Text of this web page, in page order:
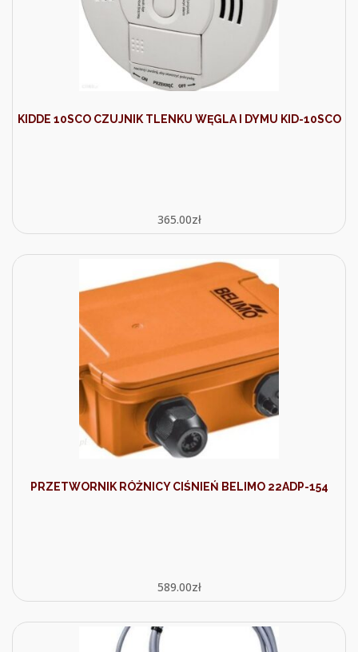
KIDDE 10SCO CZUJNIK TLENKU WĘGLA I DYMU KID-10SCO
365.00zł
PRZETWORNIK RÓŻNICY CIŚNIEŃ BELIMO 22ADP-154
589.00zł